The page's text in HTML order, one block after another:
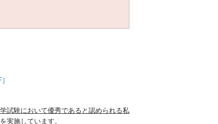
試験において優秀であると認められる私
実施しています。